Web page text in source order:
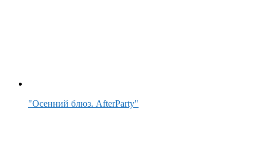
"Осенний блюз. AfterParty"